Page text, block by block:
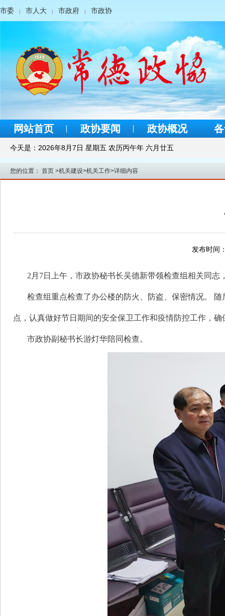
市委 | 市人大 | 市政府 | 市政协
网站首页 政协要闻 政协概况
今天是： 2026年8月7日 星期五 农历丙午年 六月廿五
您的位置： 首页 >机关建设>机关工作>详细内容
发布时间
2月7日上午，市政协秘书长吴德新带领检查组相关同志
检查组重点检查了办公楼的防火、防盗、保密情况。
点，认真做好节日期间的安全保卫工作和疫情防控工作，
市政协副秘书长游灯华陪同检查。